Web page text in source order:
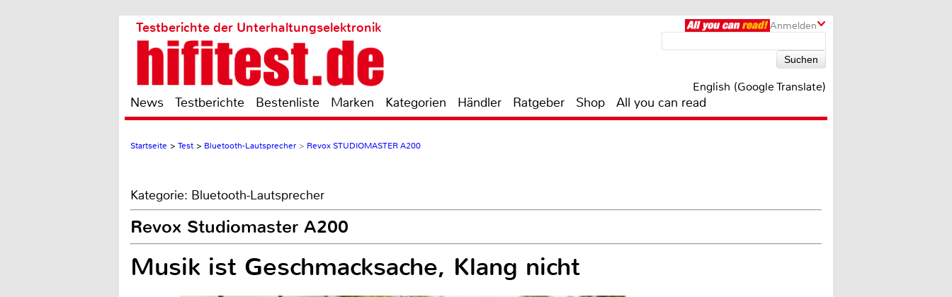
Anmelden
Testberichte der Unterhaltungselektronik
English (Google Translate)
News Testberichte Bestenliste Marken Kategorien Händler Ratgeber Shop All you can read
Startseite > Test > Bluetooth-Lautsprecher > Revox STUDIOMASTER A200
Kategorie: Bluetooth-Lautsprecher
Revox Studiomaster A200
Musik ist Geschmacksache, Klang nicht